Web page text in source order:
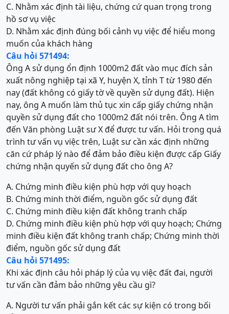
C. Nhằm xác định tài liệu, chứng cứ quan trọng trong
hồ sơ vụ việc
D. Nhằm xác định đúng bối cảnh vụ việc để hiểu mong
muốn của khách hàng
Câu hỏi 571494:
Ông A sử dụng ổn định 1000m2 đất vào mục đích sản
xuất nông nghiệp tại xã Y, huyện X, tỉnh T từ 1980 đến
nay (đất không có giấy tờ về quyền sử dụng đất). Hiện
nay, ông A muốn làm thủ tục xin cấp giấy chứng nhận
quyền sử dụng đất cho 1000m2 đất nói trên. Ông A tìm
đến Văn phòng Luật sư X để được tư vấn. Hỏi trong quá
trình tư vấn vụ việc trên, Luật sư cần xác định những
căn cứ pháp lý nào để đảm bảo điều kiện được cấp Giấy
chứng nhận quyến sử dụng đất cho ông A?
A. Chứng minh điều kiện phù hợp với quy hoạch
B. Chứng minh thời điểm, nguồn gốc sử dụng đất
C. Chứng minh điều kiện đất không tranh chấp
D. Chứng minh điều kiện phù hợp với quy hoạch; Chứng
minh điều kiện đất không tranh chấp; Chứng minh thời
điểm, nguồn gốc sử dụng đất
Câu hỏi 571495:
Khi xác định câu hỏi pháp lý của vụ việc đất đai, người
tư vấn cần đảm bảo những yêu cầu gì?
A. Người tư vấn phải gắn kết các sự kiện có trong bối